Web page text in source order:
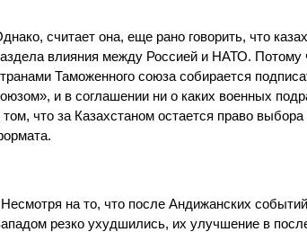
считает она, еще рано говорить, что
влияния между Россией и НАТО. Потому
Таможенного союза собирается
и в соглашении ни о каких военных
том, что за Казахстаном остается право
на то, что после Андижанских
резко ухудшились, их улучшение в